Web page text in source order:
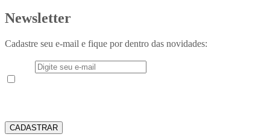
Newsletter
Cadastre seu e-mail e fique por dentro das novidades:
CADASTRAR